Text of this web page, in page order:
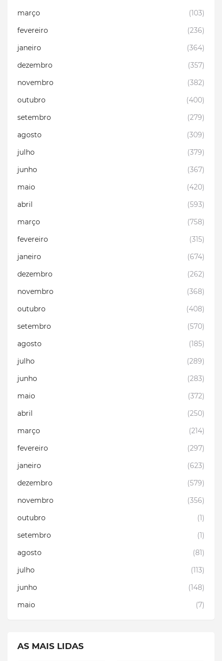
março
(103)
fevereiro
(236)
janeiro
(364)
dezembro
(357)
novembro
(382)
outubro
(400)
setembro
(279)
agosto
(309)
julho
(379)
junho
(367)
maio
(420)
abril
(593)
março
(758)
fevereiro
(315)
janeiro
(674)
dezembro
(262)
novembro
(368)
outubro
(408)
setembro
(570)
agosto
(185)
julho
(289)
junho
(283)
maio
(372)
abril
(250)
março
(214)
fevereiro
(297)
janeiro
(623)
dezembro
(579)
novembro
(356)
outubro
(1)
setembro
(1)
agosto
(81)
julho
(113)
junho
(148)
maio
(7)
AS MAIS LIDAS